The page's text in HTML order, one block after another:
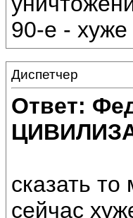
90-е -
Диспетчер
Ответ:
сказать
сейчас